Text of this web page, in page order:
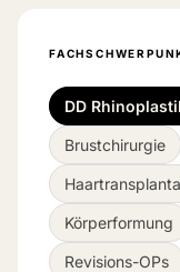
DD
Brustchirurgie
Körperformung
Revisions-OPs